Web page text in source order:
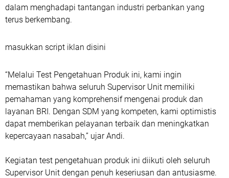
dalam menghadapi tantangan industri perbankan yang
terus berkembang.
masukkan script iklan disini
“Melalui Test Pengetahuan Produk ini, kami ingin
memastikan bahwa seluruh Supervisor Unit memiliki
pemahaman yang komprehensif mengenai produk dan
layanan BRI. Dengan SDM yang kompeten, kami optimistis
dapat memberikan pelayanan terbaik dan meningkatkan
kepercayaan nasabah,” ujar Andi.
Kegiatan test pengetahuan produk ini diikuti oleh seluruh
Supervisor Unit dengan penuh keseriusan dan antusiasme.